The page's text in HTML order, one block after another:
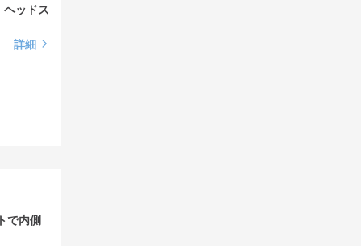
ヘッドス
詳細
で内側